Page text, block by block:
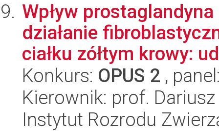
Wpływ
działanie
ciałku zółtym krowy:
Konkurs: OPUS 2 ,
Kierownik: prof.
Instytut Rozrodu